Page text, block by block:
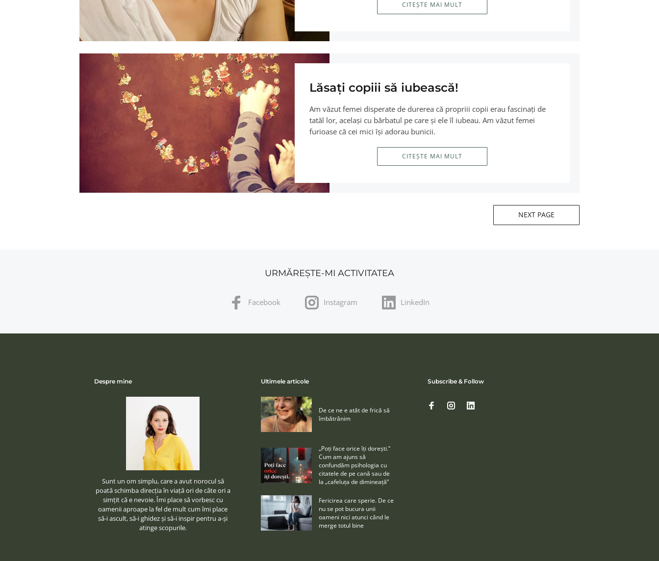
CITEȘTE MAI MULT
Lăsaţi copiii să iubească!
Am văzut femei disperate de durerea că propriii copii erau fascinaţi de
tatăl lor, acelaşi cu bărbatul pe care şi ele îl iubeau. Am văzut femei
furioase că cei mici îşi adorau bunicii.
CITEȘTE MAI MULT
NEXT PAGE
URMĂREȘTE-MI ACTIVITATEA
Facebook Instagram LinkedIn
Despre mine
Sunt un om simplu, care a avut norocul să
poată schimba direcţia în viaţă ori de câte ori a
simţit că e nevoie. Îmi place să vorbesc cu
oamenii aproape la fel de mult cum îmi place
să-i ascult, să-i ghidez şi să-i inspir pentru a-şi
atinge scopurile.
Ultimele articole
De ce ne e atât de frică să
îmbătrânim
„Poţi face orice îţi doreşti.”
Cum am ajuns să
confundăm psihologia cu
citatele de pe cană sau de
la „cafeluţa de dimineaţă”
Fericirea care sperie. De ce
nu se pot bucura unii
oameni nici atunci când le
merge totul bine
Subscribe & Follow